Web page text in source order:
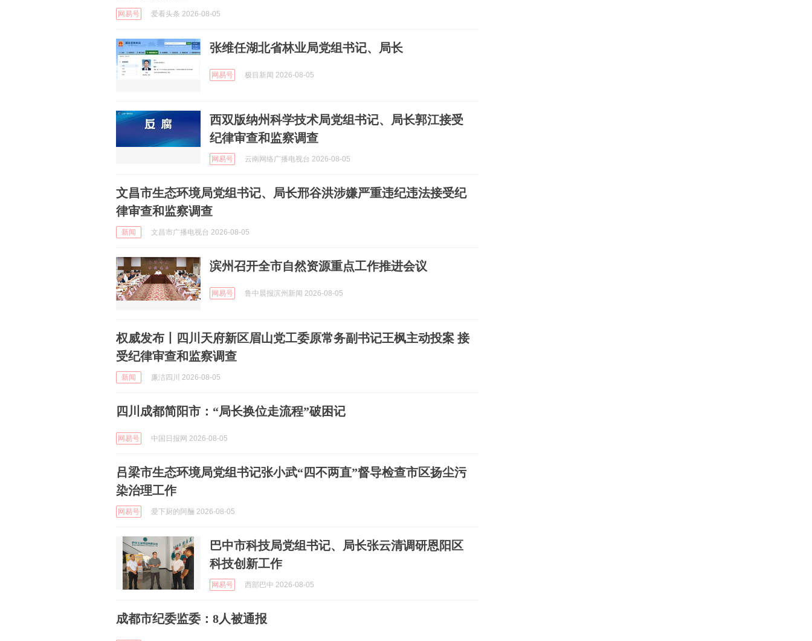
网易号 爱看头条 2026-08-05
张维任湖北省林业局党组书记、局长
网易号 极目新闻 2026-08-05
西双版纳州科学技术局党组书记、局长郭江接受
纪律审查和监察调查
网易号 云南网络广播电视台 2026-08-05
文昌市生态环境局党组书记、局长邢谷洪涉嫌严重违纪违法接受纪
律审查和监察调查
新闻 文昌市广播电视台 2026-08-05
滨州召开全市自然资源重点工作推进会议
网易号 鲁中晨报滨州新闻 2026-08-05
权威发布丨四川天府新区眉山党工委原常务副书记王枫主动投案 接
受纪律审查和监察调查
新闻 廉洁四川 2026-08-05
四川成都简阳市：“局长换位走流程”破困记
网易号 中国日报网 2026-08-05
吕梁市生态环境局党组书记张小武“四不两直”督导检查市区扬尘污
染治理工作
网易号 爱下厨的阿酾 2026-08-05
巴中市科技局党组书记、局长张云清调研恩阳区
科技创新工作
网易号 西部巴中 2026-08-05
成都市纪委监委：8人被通报